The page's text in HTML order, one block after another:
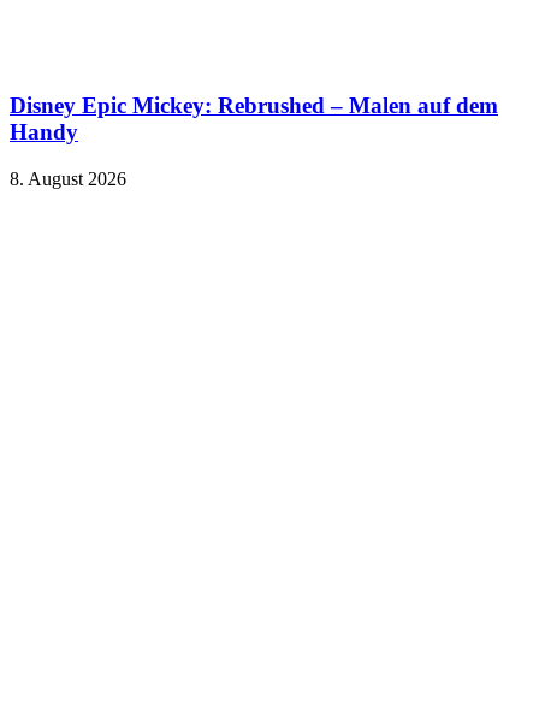
Disney Epic Mickey: Rebrushed – Malen auf dem
Handy
8. August 2026